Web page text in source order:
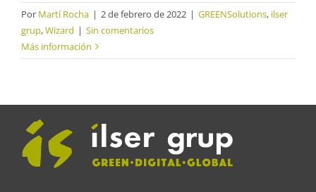
Por Martí Rocha | 2 de febrero de 2022 | GREENSolutions, ilser
grup,Wizard | Sin comentarios
Más información